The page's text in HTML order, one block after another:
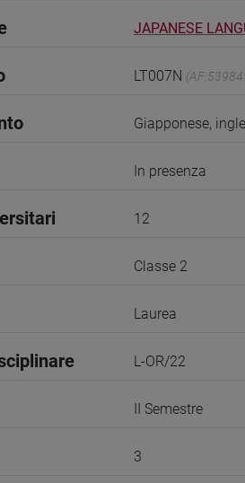
JAPANESE
LT007N
Giapponese,
In presenza
12
Classe 2
Laurea
L-OR/22
II Semestre
3